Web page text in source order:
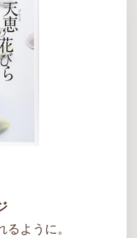
ように。